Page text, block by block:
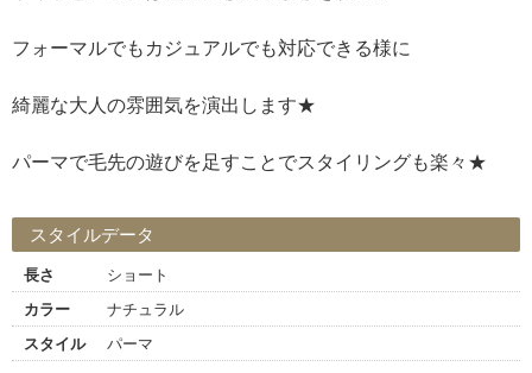
フォーマルでもカジュアルでも対応できる様に
綺麗な大人の雰囲気を演出します★
パーマで毛先の遊びを足すことでスタイリングも楽々★
スタイルデータ
長さ
ショート
カラー
ナチュラル
スタイル
パーマ